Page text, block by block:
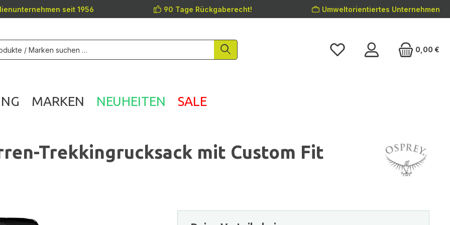
seit 1956 90 Tage Rückgaberecht! Umweltorientiertes Unternehmen
0,00 €
MARKEN NEUHEITEN SALE
Trekkingrucksack mit Custom Fit